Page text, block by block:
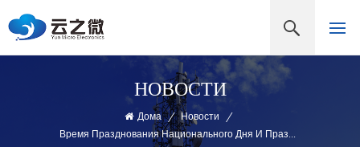
НОВОСТИ
Дома / Новости
/
Время Празднования Национального Дня И Праздника Середины Осени